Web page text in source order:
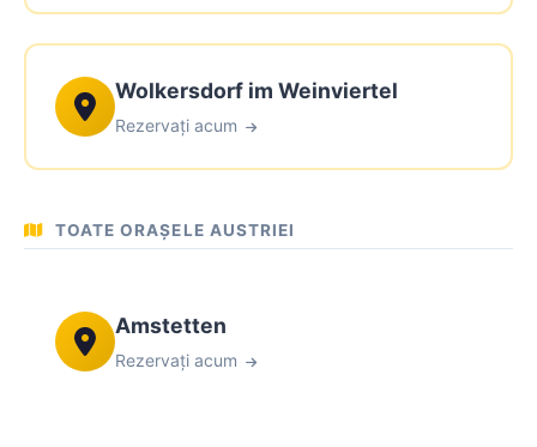
Wolkersdorf im Weinviertel
Rezervați acum
TOATE ORAȘELE AUSTRIEI
Amstetten
Rezervați acum